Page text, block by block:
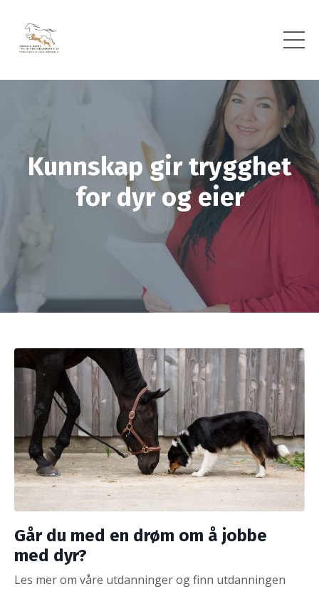
Kunnskap gir trygghet
for dyr og eier
Går du med en drøm om å jobbe
med dyr?
Les mer om våre utdanninger og finn utdanningen